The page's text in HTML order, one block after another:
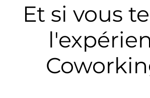
Et si vous